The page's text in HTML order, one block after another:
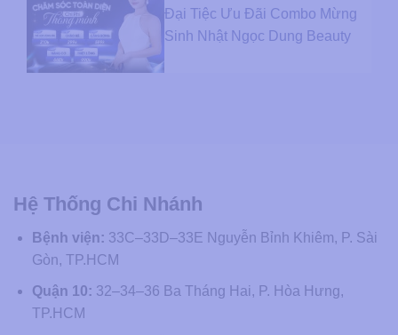
Đại Tiệc Ưu Đãi Combo Mừng
Sinh Nhật Ngọc Dung Beauty
Hệ Thống Chi Nhánh
Bệnh viện: 33C–33D–33E Nguyễn Bỉnh Khiêm, P. Sài
Gòn, TP.HCM
Quận 10: 32–34–36 Ba Tháng Hai, P. Hòa Hưng,
TP.HCM